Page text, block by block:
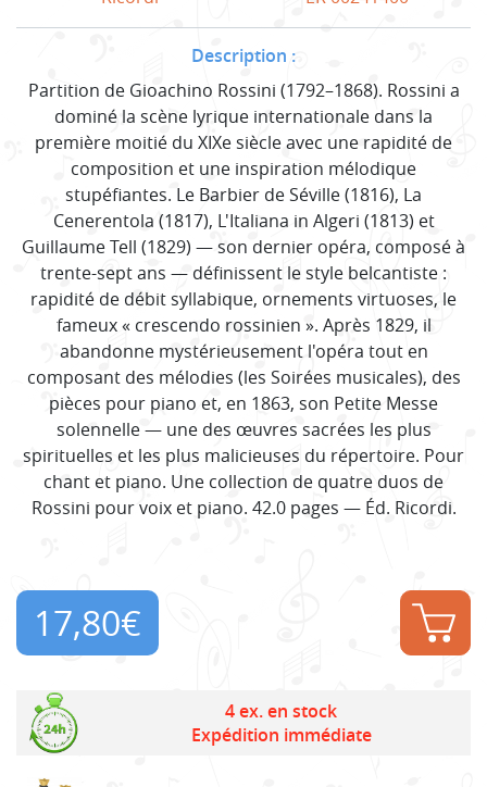
Description :
Partition de Gioachino Rossini (1792–1868). Rossini a
dominé la scène lyrique internationale dans la
première moitié du XIXe siècle avec une rapidité de
composition et une inspiration mélodique
stupéfiantes. Le Barbier de Séville (1816), La
Cenerentola (1817), L'Italiana in Algeri (1813) et
Guillaume Tell (1829) — son dernier opéra, composé à
trente-sept ans — définissent le style belcantiste :
rapidité de débit syllabique, ornements virtuoses, le
fameux « crescendo rossinien ». Après 1829, il
abandonne mystérieusement l'opéra tout en
composant des mélodies (les Soirées musicales), des
pièces pour piano et, en 1863, son Petite Messe
solennelle — une des œuvres sacrées les plus
spirituelles et les plus malicieuses du répertoire. Pour
chant et piano. Une collection de quatre duos de
Rossini pour voix et piano. 42.0 pages — Éd. Ricordi.
17,80€
4 ex. en stock
Expédition immédiate